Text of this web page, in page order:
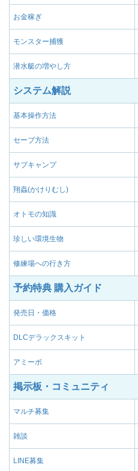
お金稼ぎ
モンスター捕獲
潜水艇の増やし方
システム解説
基本操作方法
セーブ方法
サブキャンプ
翔蟲(かけりむし)
オトモの知識
珍しい環境生物
修練場への行き方
予約特典 購入ガイド
発売日・価格
DLCデラックスキット
アミーボ
掲示板・コミュニティ
マルチ募集
雑談
LINE募集